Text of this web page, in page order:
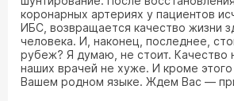
коронарных артериях у пациентов
ИБС, возвращается качество жизни
человека. И, наконец, последнее,
рубеж? Я думаю, не стоит. Качество
наших врачей не хуже. И кроме этого
Вашем родном языке. Ждем Вас —